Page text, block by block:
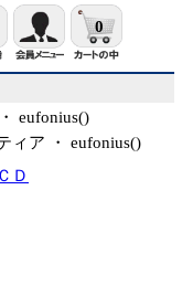
0
eufonius()
Ｄ